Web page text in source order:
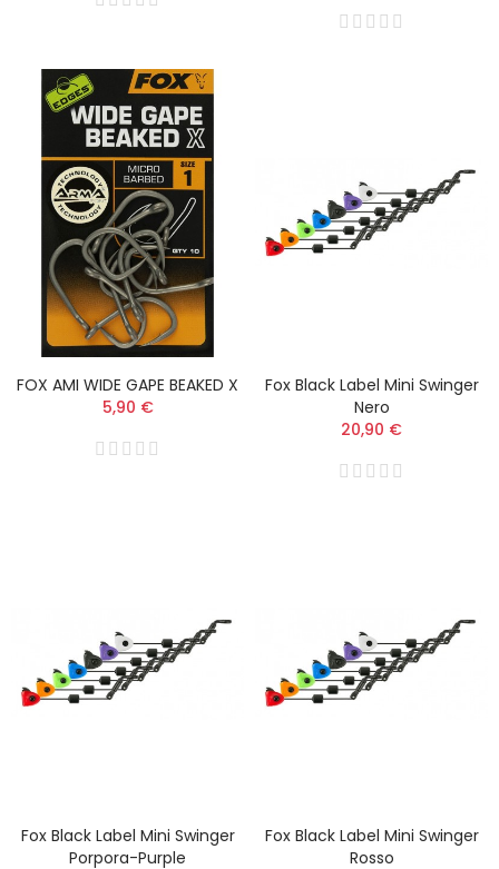
FOX AMI WIDE GAPE BEAKED X
5,90 €
Fox Black Label Mini Swinger
Nero
20,90 €
Fox Black Label Mini Swinger
Porpora-Purple
Fox Black Label Mini Swinger
Rosso